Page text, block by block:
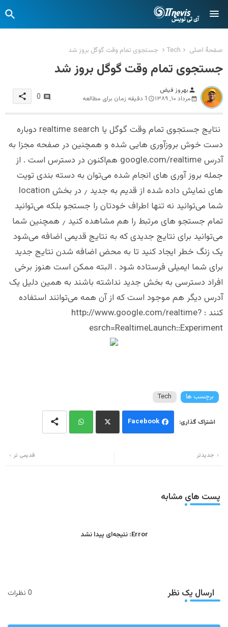
صفحهٔ اصلی Tech جستجوی تمام وقت گوگل بروز شد
جستجوی تمام وقت گوگل بروز شد
person بهروز فیض
مرداد ۱۰, ۱۳۸۹
1 دقیقه زمان برای مطالعه 0
share
نتایج جستجوی تمام وقت گوگل یا realtime search دوباره
دست خوش بروزآوری هایی شده و همچنین در صفحه مجزا به
آدرس google.com/realtime هم‌اکنون در دسترس است . از
جمله بروز آوری های انجام شده می‌توان به دسته بندی تویت
های نمایش داده شده از قدیم به جدید ٫ در بخش location
شما می‌توانید نه تنها اطراف خودتان را جستجو بلکه می‌توانید
تمام جستجو های مرتبط را هم مشاهده کنید ٫ همچنین شما
می‌توانید برای نتایج جدیدی که به نتایج قدیمی اضافه می‌شود
یک زنگ خطر ایجاد کنید تا به محض اضافه شدن نتایج جدید
برای شما ایمیلی فرستاده شود . البته ممکن است هنوز برخی
افراد دسترسی به بخش جدید نداشته باشند به همین دلیل یک
آدرس دیگر هم موجود است که از آن همه می‌توانند استفاده
کنند : http://www.google.com/realtime?
esrch=RealtimeLaunch::Experiment
برچسب ها Tech
Facebook
جدیدتر قدیمی تر
پست های مشابه
Error: نتیجه‌ای پیدا نشد
ارسال یک نظر 0 نظرات